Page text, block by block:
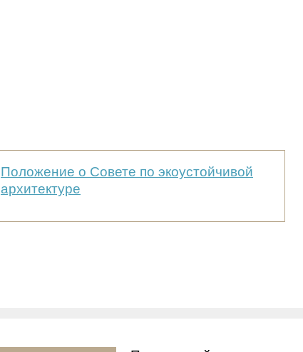
Положение о Совете по экоустойчивой
архитектуре